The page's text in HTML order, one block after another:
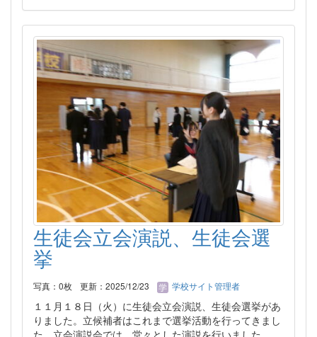
生徒会立会演説、生徒会選
挙
写真：0枚 更新：2025/12/23 学校サイト管理者
１１月１８日（火）に生徒会立会演説、生徒会選挙があ
りました。立候補者はこれまで選挙活動を行ってきまし
た。立会演説会では、堂々とした演説を行いました。